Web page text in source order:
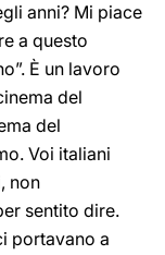
anni? Mi piace
a questo
È un lavoro
del
del
Voi italiani
non
sentito dire.
portavano a